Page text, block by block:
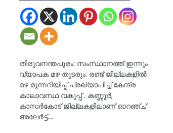
തിരുവനന്തപുരം: സംസ്ഥാനത്ത് ഇന്നും
വ്യാപക മഴ തുടരും. രണ്ട് ജില്ലകളില്‍
മഴ മുന്നറിയിപ്പ് പ്രഖ്യാപിച്ച് കേന്ദ്ര
കാലാവസ്ഥ വകുപ്പ് . കണ്ണൂര്‍,
കാസര്‍കോട് ജില്ലകളിലാണ് ഓറഞ്ച്
അലേര്‍ട്ട്.…